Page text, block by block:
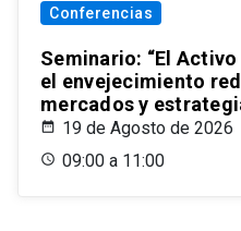
Conferencias
Seminario: “El
el envejecimiento
mercados y
19 de Agosto de 2026
09:00 a 11:00